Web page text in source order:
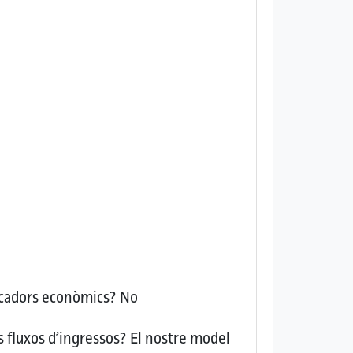
econòmics?No
d’ingressos? El nostre model